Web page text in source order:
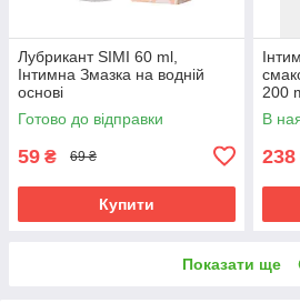
Лубрикант SIMI 60 ml,
Інтимна Змазка на водній
основі
Готово до відправки
59 ₴ 69 ₴
Купити
200
В
238
Показати ще